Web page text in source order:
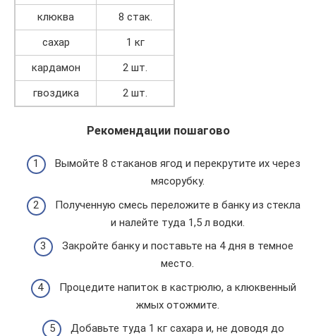
клюква
8 стак.
сахар
1 кг
кардамон
2 шт.
гвоздика
2 шт.
Рекомендации пошагово
Вымойте 8 стаканов ягод и перекрутите их через
мясорубку.
Полученную смесь переложите в банку из стекла
и налейте туда 1,5 л водки.
Закройте банку и поставьте на 4 дня в темное
место.
Процедите напиток в кастрюлю, а клюквенный
жмых отожмите.
Добавьте туда 1 кг сахара и, не доводя до